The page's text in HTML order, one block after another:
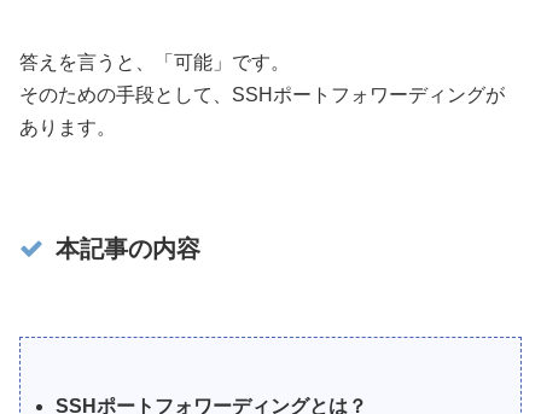
答えを言うと、「可能」です。
そのための手段として、SSHポートフォワーディングが
あります。
本記事の内容
SSHポートフォワーディングとは？